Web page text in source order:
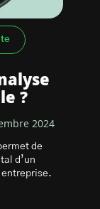
?
2024
de
d’un
entreprise.